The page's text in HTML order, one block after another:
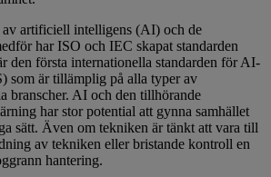
av artificiell intelligens (AI) och de
har ISO och IEC skapat standarden
den första internationella standarden för AI-
som är tillämplig på alla typer av
branscher. AI och den tillhörande
har stor potential att gynna samhället
sätt. Även om tekniken är tänkt att vara till
av tekniken eller bristande kontroll en
hantering.